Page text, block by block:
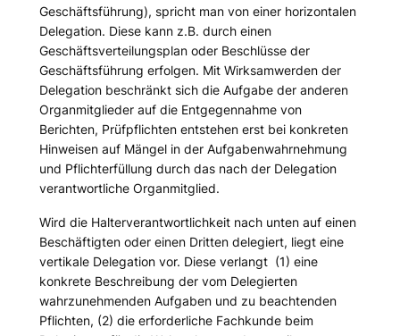
Geschäftsführung), spricht man von einer horizontalen
Delegation. Diese kann z.B. durch einen
Geschäftsverteilungsplan oder Beschlüsse der
Geschäftsführung erfolgen. Mit Wirksamwerden der
Delegation beschränkt sich die Aufgabe der anderen
Organmitglieder auf die Entgegennahme von
Berichten, Prüfpflichten entstehen erst bei konkreten
Hinweisen auf Mängel in der Aufgabenwahrnehmung
und Pflichterfüllung durch das nach der Delegation
verantwortliche Organmitglied.
Wird die Halterverantwortlichkeit nach unten auf einen
Beschäftigten oder einen Dritten delegiert, liegt eine
vertikale Delegation vor. Diese verlangt (1) eine
konkrete Beschreibung der vom Delegierten
wahrzunehmenden Aufgaben und zu beachtenden
Pflichten, (2) die erforderliche Fachkunde beim